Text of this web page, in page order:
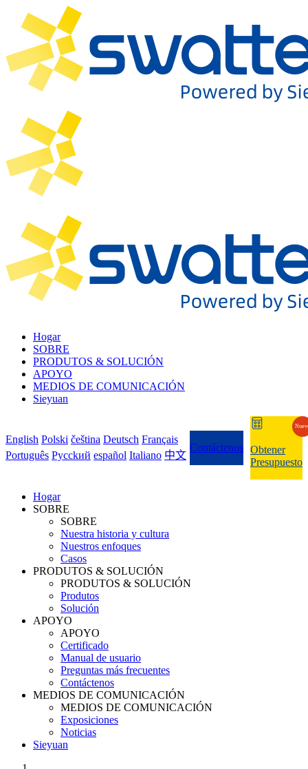
Hogar
SOBRE
PRODUTOS & SOLUCIÓN
APOYO
MEDIOS DE COMUNICACIÓN
Sieyuan
English Polski čeština Deutsch Français
Português Pycckий español Italiano 中文
Contáctenos Obtener
Presupuesto
Hogar
SOBRE
SOBRE
Nuestra historia y cultura
Nuestros enfoques
Casos
PRODUTOS & SOLUCIÓN
PRODUTOS & SOLUCIÓN
Produtos
Solución
APOYO
APOYO
Certificado
Manual de usuario
Preguntas más frecuentes
Contáctenos
MEDIOS DE COMUNICACIÓN
MEDIOS DE COMUNICACIÓN
Exposiciones
Noticias
Sieyuan